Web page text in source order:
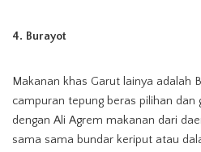
4. Burayot
Makanan khas Garut lainya adalah
campuran tepung beras pilihan
dengan Ali Agrem makanan dari
sama sama bundar keriput atau